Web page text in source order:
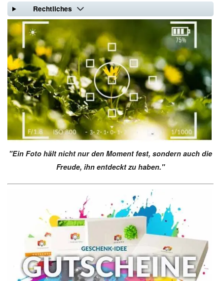
Rechtliches
"Ein Foto hält nicht nur den Moment fest, sondern auch die
Freude, ihn entdeckt zu haben."